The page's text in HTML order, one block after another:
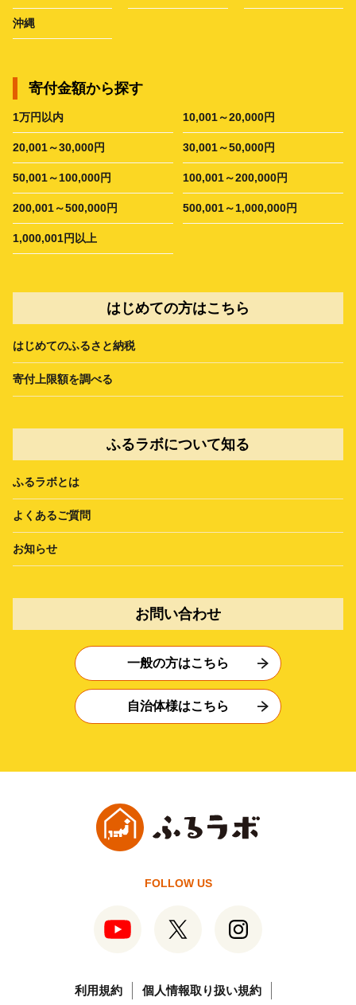
沖縄
寄付金額から探す
1万円以内 10,001～20,000円
20,001～30,000円 30,001～50,000円
50,001～100,000円 100,001～200,000円
200,001～500,000円 500,001～1,000,000円
1,000,001円以上
はじめての方はこちら
はじめてのふるさと納税
寄付上限額を調べる
ふるラボについて知る
ふるラボとは
よくあるご質問
お知らせ
お問い合わせ
一般の方はこちら
自治体様はこちら
FOLLOW US
利用規約 個人情報取り扱い規約